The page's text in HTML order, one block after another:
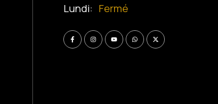
Lundi: Fermé